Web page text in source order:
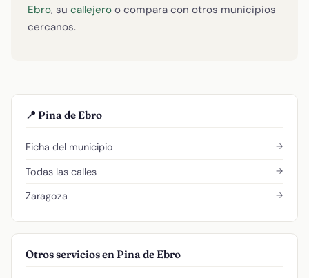
Ebro, su callejero o compara con otros municipios
cercanos.
📍 Pina de Ebro
Ficha del municipio →
Todas las calles →
Zaragoza →
Otros servicios en Pina de Ebro